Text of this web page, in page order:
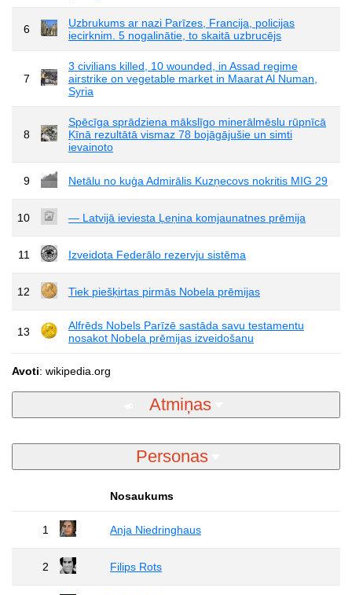
6
Uzbrukums ar nazi Parīzes, Francija, policijas
iecirknim. 5 nogalinātie, to skaitā uzbrucējs
7
3 civilians killed, 10 wounded, in Assad regime
airstrike on vegetable market in Maarat Al Numan,
Syria
8
Spēcīga sprādziena mākslīgo minerālmēslu rūpnīcā
Ķīnā rezultātā vismaz 78 bojāgājušie un simti
ievainoto
9 Netālu no kuģa Admirālis Kuzņecovs nokritis MIG 29
10 — Latvijā ieviesta Ļeņina komjaunatnes prēmija
11 Izveidota Federālo rezervju sistēma
12 Tiek piešķirtas pirmās Nobela prēmijas
13
Alfrēds Nobels Parīzē sastāda savu testamentu
nosakot Nobela prēmijas izveidošanu
Avoti: wikipedia.org
Atmiņas
Personas
Nosaukums
1 Anja Niedringhaus
2 Filips Rots